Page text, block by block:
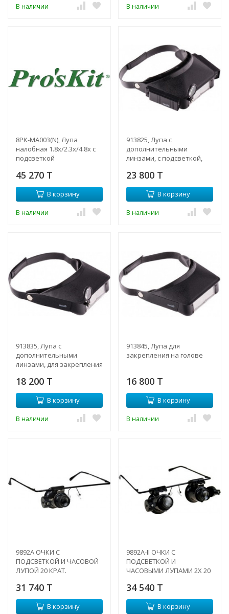
В наличии В наличии
8PK-MA003(N), Лупа
налобная 1.8x/2.3x/4.8x с
подсветкой
45 270 T
В корзину
В наличии
913825, Лупа с
дополнительными
линзами, с подсветкой,
голове
23 800 T
В корзину
В наличии
913835, Лупа с
дополнительными
линзами, для закрепления
18 200 T
В корзину
В наличии
913845, Лупа для
закрепления на голове
16 800 T
В корзину
В наличии
9892A ОЧКИ С
ПОДСВЕТКОЙ И ЧАСОВОЙ
ЛУПОЙ 20 КРАТ.
31 740 T
В корзину
9892A-II ОЧКИ С
ПОДСВЕТКОЙ И
ЧАСОВЫМИ ЛУПАМИ 2Х 20
34 540 T
В корзину